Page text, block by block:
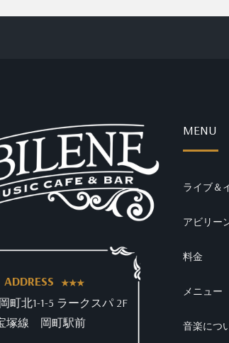
ADDRESS
町北1-1-5 ラークスパ 2F
塚線 岡町駅前
MENU
ライブ＆
アビリー
料金
メニュー
音楽につ